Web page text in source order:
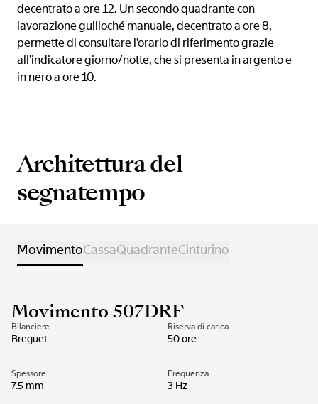
decentrato a ore 12. Un secondo quadrante con
lavorazione guilloché manuale, decentrato a ore 8,
permette di consultare l’orario di riferimento grazie
all’indicatore giorno/notte, che si presenta in argento e
in nero a ore 10.
Architettura del
segnatempo
MovimentoCassaQuadranteCinturino
Movimento 507DRF
Bilanciere
Breguet
Riserva di carica
50 ore
Spessore
7.5 mm
Frequenza
3 Hz